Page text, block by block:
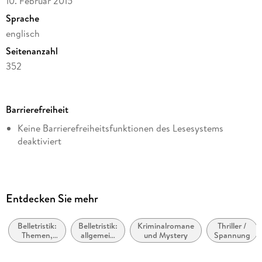
Sprache
englisch
Seitenanzahl
352
Reihe
Gallery Books
Simon + Schuster LLC
Kopierschutz
mit Adobe-DRM-Kopierschutz
Barrierefreiheit
Keine Barrierefreiheitsfunktionen des Lesesystems
deaktiviert
Entdecken Sie mehr
Belletristik:
Themen,
Stoffe,
Belletristik:
allgemein
und
Kriminalromane
und Mystery
Thriller /
Spannung